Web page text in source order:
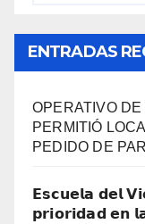
ENTRADAS
OPERATIVO
PERMITIÓ
PEDIDO DE
𝗘𝘀𝗰𝘂𝗲𝗹𝗮 𝗱𝗲𝗹
𝗽𝗿𝗶𝗼𝗿𝗶𝗱𝗮𝗱 𝗲𝗻